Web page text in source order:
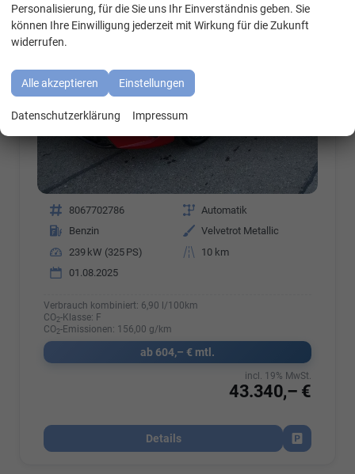
Fahrzeugnr. 8067702786 Getriebe Automatik
Kraftstoff
Benzin Außenfarbe
Velvetrot Metallic
Leistung
239 kW (325 PS) Kilometerstand
10 km
01.08.2025
Verbrauch kombiniert: 6,90 l/100km
CO2-Klasse: F
CO2-Emissionen: 156,00 g/km
ab 604,– € mtl.
43.340,– €
incl. 19% MwSt.
Details
Fahrzeug
Personalisierung, für die Sie uns Ihr Einverständnis geben. Sie
können Ihre Einwilligung jederzeit mit Wirkung für die Zukunft
widerrufen.
Alle akzeptieren Einstellungen
Datenschutzerklärung Impressum